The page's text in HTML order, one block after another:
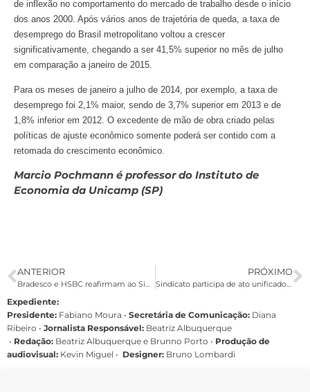
de inflexão no comportamento do mercado de trabalho desde o início
dos anos 2000. Após vários anos de trajetória de queda, a taxa de
desemprego do Brasil metropolitano voltou a crescer
significativamente, chegando a ser 41,5% superior no mês de julho
em comparação a janeiro de 2015.
Para os meses de janeiro a julho de 2014, por exemplo, a taxa de
desemprego foi 2,1% maior, sendo de 3,7% superior em 2013 e de
1,8% inferior em 2012. O excedente de mão de obra criado pelas
políticas de ajuste econômico somente poderá ser contido com a
retomada do crescimento econômico.
Marcio Pochmann é professor do Instituto de
Economia da Unicamp (SP)
ANTERIOR PRÓXIMO
Sindicato participa de ato unificado dos trabalhadores nesta quarta (23)
Expediente:
Presidente: Fabiano Moura • Secretária de Comunicação: Diana
Ribeiro • Jornalista Responsável: Beatriz Albuquerque
• Redação: Beatriz Albuquerque e Brunno Porto • Produção de
audiovisual: Kevin Miguel • Designer: Bruno Lombardi